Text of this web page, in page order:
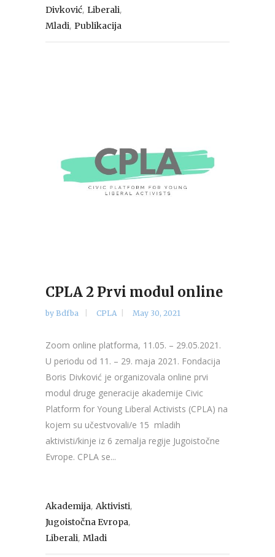
Divković, Liberali,
Mladi, Publikacija
CPLA 2 Prvi modul online
by Bdfba CPLA May 30, 2021
Zoom online platforma, 11.05. – 29.05.2021.
U periodu od 11. – 29. maja 2021. Fondacija
Boris Divković je organizovala online prvi
modul druge generacije akademije Civic
Platform for Young Liberal Activists (CPLA) na
kojem su učestvovali/e 15 mladih
aktivisti/kinje iz 6 zemalja regije Jugoistočne
Evrope. CPLA se...
Akademija, Aktivisti,
Jugoistočna Evropa,
Liberali, Mladi